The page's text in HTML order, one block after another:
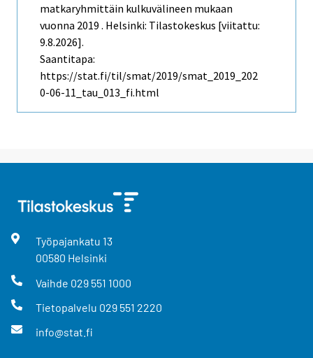
matkaryhmittäin kulkuvälineen mukaan
vuonna 2019 . Helsinki: Tilastokeskus [viitattu:
9.8.2026].
Saantitapa:
https://stat.fi/til/smat/2019/smat_2019_202
0-06-11_tau_013_fi.html
Työpajankatu 13
00580 Helsinki
Vaihde 029 551 1000
Tietopalvelu 029 551 2220
info@stat.fi